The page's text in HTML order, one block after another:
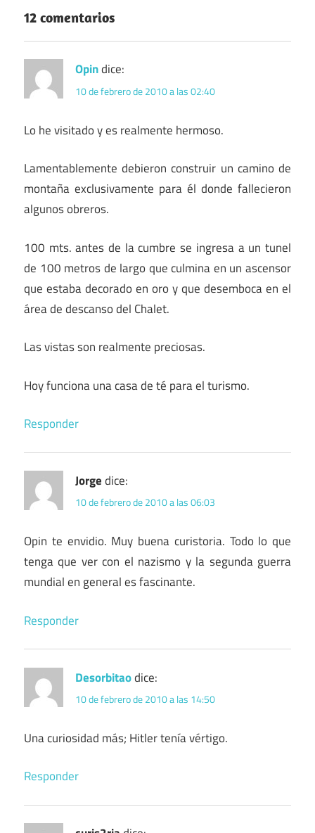
12 comentarios
Opindice:
10 de febrero de 2010 a las 02:40
Lo he visitado y es realmente hermoso.
Lamentablemente debieron construir un camino de
montaña exclusivamente para él donde fallecieron
algunos obreros.
100 mts. antes de la cumbre se ingresa a un tunel
de 100 metros de largo que culmina en un ascensor
que estaba decorado en oro y que desemboca en el
área de descanso del Chalet.
Las vistas son realmente preciosas.
Hoy funciona una casa de té para el turismo.
Responder
Jorgedice:
10 de febrero de 2010 a las 06:03
Opin te envidio. Muy buena curistoria. Todo lo que
tenga que ver con el nazismo y la segunda guerra
mundial en general es fascinante.
Responder
Desorbitaodice:
10 de febrero de 2010 a las 14:50
Una curiosidad más; Hitler tenía vértigo.
Responder